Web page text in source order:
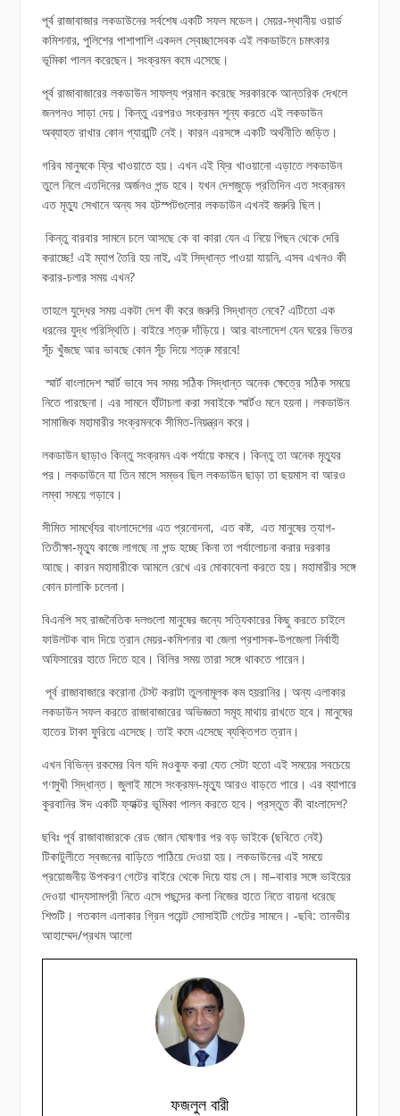
পূর্ব রাজাবাজার লকডাউনের সর্বশেষ একটি সফল মডেল। মেয়র-স্থানীয় ওয়ার্ড
কমিশনার, পুলিশের পাশাপাশি একদল স্বেচ্ছাসেবক এই লকডাউনে চমৎকার
ভূমিকা পালন করেছেন। সংক্রমন কমে এসেছে।
পূর্ব রাজাবাজারের লকডাউন সাফল্য প্রমান করেছে সরকারকে আন্তরিক দেখলে
জনগনও সাড়া দেয়। কিন্তু এরপরও সংক্রমন শূন্য করতে এই লকডাউন
অব্যাহত রাখার কোন গ্যারান্টি নেই। কারন এরসঙ্গে একটি অর্থনীতি জড়িত।
গরিব মানুষকে ফ্রি খাওয়াতে হয়। এখন এই ফ্রি খাওয়ানো এড়াতে লকডাউন
তুলে নিলে এতদিনের অর্জনও পন্ড হবে। যখন দেশজুড়ে প্রতিদিন এত সংক্রমন
এত মৃত্যু সেখানে অন্য সব হটস্পটগুলোর লকডাউন এখনই জরুরি ছিল।
কিন্তু বারবার সামনে চলে আসছে কে বা কারা যেন এ নিয়ে পিছন থেকে দেরি
করাচ্ছে! এই ম্যাপ তৈরি হয় নাই, এই সিদ্ধান্ত পাওয়া যায়নি, এসব এখনও কী
করার-চলার সময় এখন?
তাহলে যুদ্ধের সময় একটা দেশ কী করে জরুরি সিদ্ধান্ত নেবে? এটিতো এক
ধরনের যুদ্ধ পরিস্থিতি। বাইরে শত্রু দাঁড়িয়ে। আর বাংলাদেশ যেন ঘরের ভিতর
সূঁচ খুঁজছে আর ভাবছে কোন সূঁচ দিয়ে শত্রু মারবে!
স্মার্ট বাংলাদেশ স্মার্ট ভাবে সব সময় সঠিক সিদ্ধান্ত অনেক ক্ষেত্রে সঠিক সময়ে
নিতে পারছেনা। এর সামনে হাঁটাচলা করা সবাইকে স্মার্টও মনে হয়না। লকডাউন
সামাজিক মহামারীর সংক্রমনকে সীমিত-নিয়ন্ত্রন করে।
লকডাউন ছাড়াও কিন্তু সংক্রমন এক পর্যায়ে কমবে। কিন্তু তা অনেক মৃত্যুর
পর। লকডাউনে যা তিন মাসে সম্ভব ছিল লকডাউন ছাড়া তা ছয়মাস বা আরও
লম্বা সময়ে গড়াবে।
সীমিত সামর্থ্যের বাংলাদেশের এত প্রনোদনা, এত কষ্ট, এত মানুষের ত্যাগ-
তিতীক্ষা-মৃত্যু কাজে লাগছে না পন্ড হচ্ছে কিনা তা পর্যালোচনা করার দরকার
আছে। কারন মহামারীকে আমলে রেখে এর মোকাবেলা করতে হয়। মহামারীর সঙ্গে
কোন চালাকি চলেনা।
বিএনপি সহ রাজনৈতিক দলগুলো মানুষের জন্যে সত্যিকারের কিছু করতে চাইলে
ফাউলটক বাদ দিয়ে ত্রান মেয়র-কমিশনার বা জেলা প্রশাসক-উপজেলা নির্বাহী
অফিসারের হাতে দিতে হবে। বিলির সময় তারা সঙ্গে থাকতে পারেন।
পূর্ব রাজাবাজারে করোনা টেস্ট করাটা তুলনামূলক কম হয়রানির। অন্য এলাকার
লকডাউন সফল করতে রাজাবাজারের অভিজ্ঞতা সমূহ মাথায় রাখতে হবে। মানুষের
হাতের টাকা ফুরিয়ে এসেছে। তাই কমে এসেছে ব্যক্তিগত ত্রান।
এখন বিভিন্ন রকমের বিল যদি মওকুফ করা যেত সেটা হতো এই সময়ের সবচেয়ে
গণমুখী সিদ্ধান্ত। জুলাই মাসে সংক্রমন-মৃত্যু আরও বাড়তে পারে। এর ব্যাপারে
কুরবানির ঈদ একটি ফ্যাক্টর ভূমিকা পালন করতে হবে। প্রস্তুত কী বাংলাদেশ?
ছবিঃ পূর্ব রাজাবাজারকে রেড জোন ঘোষণার পর বড় ভাইকে (ছবিতে নেই)
টিকাটুলীতে স্বজনের বাড়িতে পাঠিয়ে দেওয়া হয়। লকডাউনের এই সময়ে
প্রয়োজনীয় উপকরণ গেটের বাইরে থেকে দিয়ে যায় সে। মা–বাবার সঙ্গে ভাইয়ের
দেওয়া খাদ্যসামগ্রী নিতে এসে পছন্দের কলা নিজের হাতে নিতে বায়না ধরেছে
শিশুটি। গতকাল এলাকার গ্রিন পয়েন্ট সোসাইটি গেটের সামনে। -ছবি: তানভীর
আহাম্মেদ/প্রথম আলো
ফজলুল বারী